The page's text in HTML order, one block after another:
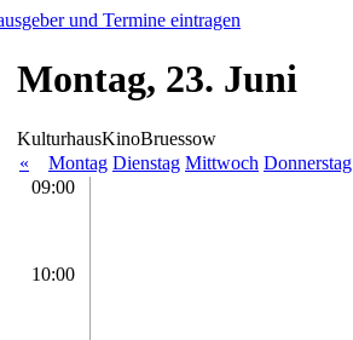
Montag, 23. Juni
KulturhausKinoBruessow
«
Montag Dienstag Mittwoch Donnerstag
09:00
10:00